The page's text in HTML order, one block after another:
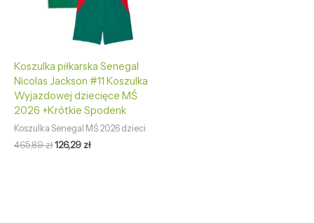
Koszulka piłkarska Senegal
Nicolas Jackson #11 Koszulka
Wyjazdowej dziecięce MŚ
2026 +Krótkie Spodenk
Koszulka Senegal MŚ 2026 dzieci
465,89zł126,29 zł